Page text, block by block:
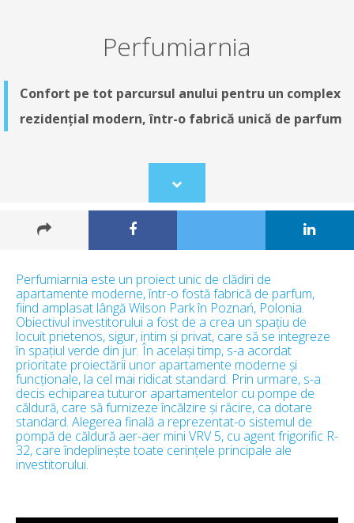
Perfumiarnia
Confort pe tot parcursul anului pentru un complex
rezidențial modern, într-o fabrică unică de parfum
Scroll
to
Perfumiarnia este un proiect unic de clădiri de
apartamente moderne, într-o fostă fabrică de parfum,
fiind amplasat lângă Wilson Park în Poznań, Polonia.
Obiectivul investitorului a fost de a crea un spațiu de
locuit prietenos, sigur, intim și privat, care să se integreze
în spațiul verde din jur. În același timp, s-a acordat
prioritate proiectării unor apartamente moderne și
funcționale, la cel mai ridicat standard. Prin urmare, s-a
decis echiparea tuturor apartamentelor cu pompe de
căldură, care să furnizeze încălzire și răcire, ca dotare
standard. Alegerea finală a reprezentat-o sistemul de
pompă de căldură aer-aer mini VRV 5, cu agent frigorific R-
32, care îndeplinește toate cerințele principale ale
investitorului.